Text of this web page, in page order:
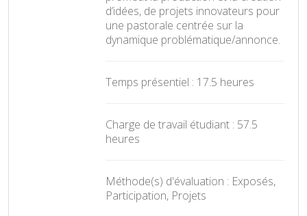
d’idées, de projets innovateurs pour
une pastorale centrée sur la
dynamique problématique/annonce.
Temps présentiel : 17.5 heures
Charge de travail étudiant : 57.5
heures
Méthode(s) d'évaluation : Exposés,
Participation, Projets